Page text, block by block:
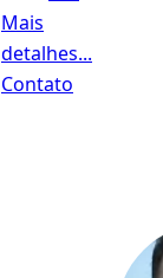
Mais
detalhes...
Contato